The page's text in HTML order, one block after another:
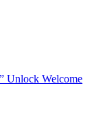
Unlock Welcome